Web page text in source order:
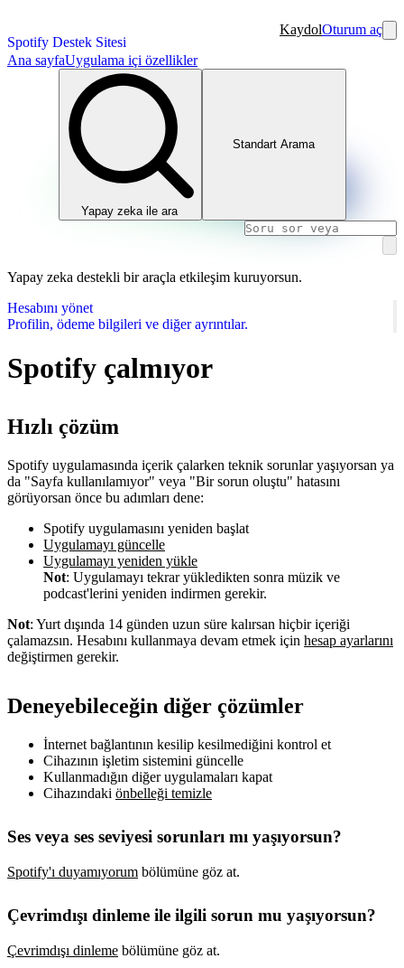
Spotify Destek Sitesi
KaydolOturum aç
Ana sayfaUygulama içi özellikler
Yapay zeka ile ara
Standart Arama
Yapay zeka destekli bir araçla etkileşim kuruyorsun.
Hesabını yönet
Profilin, ödeme bilgileri ve diğer ayrıntılar.
Spotify çalmıyor
Hızlı çözüm
Spotify uygulamasında içerik çalarken teknik sorunlar yaşıyorsan ya
da "Sayfa kullanılamıyor" veya "Bir sorun oluştu" hatasını
görüyorsan önce bu adımları dene:
Spotify uygulamasını yeniden başlat
Uygulamayı güncelle
Uygulamayı yeniden yükle
Not: Uygulamayı tekrar yükledikten sonra müzik ve
podcast'lerini yeniden indirmen gerekir.
Not: Yurt dışında 14 günden uzun süre kalırsan hiçbir içeriği
çalamazsın. Hesabını kullanmaya devam etmek için hesap ayarlarını
değiştirmen gerekir.
Deneyebileceğin diğer çözümler
İnternet bağlantının kesilip kesilmediğini kontrol et
Cihazının işletim sistemini güncelle
Kullanmadığın diğer uygulamaları kapat
Cihazındaki önbelleği temizle
Ses veya ses seviyesi sorunları mı yaşıyorsun?
Spotify'ı duyamıyorum bölümüne göz at.
Çevrimdışı dinleme ile ilgili sorun mu yaşıyorsun?
Çevrimdışı dinleme bölümüne göz at.